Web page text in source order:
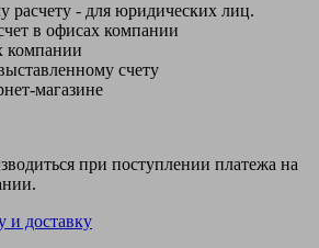
расчету - для юридических лиц.
в офисах компании
компании
счету
магазине
при поступлении платежа на
и доставку